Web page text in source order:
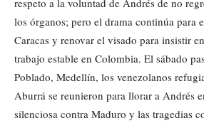
respeto a la voluntad de Andrés de no
los órganos; pero el drama continúa para
Caracas y renovar el visado para insistir
trabajo estable en Colombia. El sábado
Poblado, Medellín, los venezolanos
Aburrá se reunieron para llorar a Andrés
silenciosa contra Maduro y las tragedias